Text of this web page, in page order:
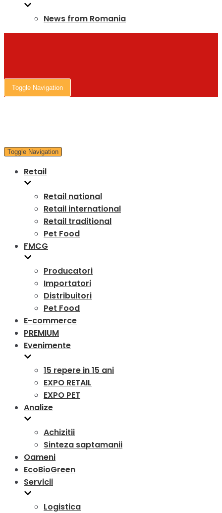
News from Romania
Toggle Navigation
Toggle Navigation
Retail
Retail national
Retail international
Retail traditional
Pet Food
FMCG
Producatori
Importatori
Distribuitori
Pet Food
E-commerce
PREMIUM
Evenimente
15 repere in 15 ani
EXPO RETAIL
EXPO PET
Analize
Achizitii
Sinteza saptamanii
Oameni
EcoBioGreen
Servicii
Logistica